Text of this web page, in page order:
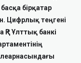
бірқатар
Цифрлық теңгені
Ұлттық банкі